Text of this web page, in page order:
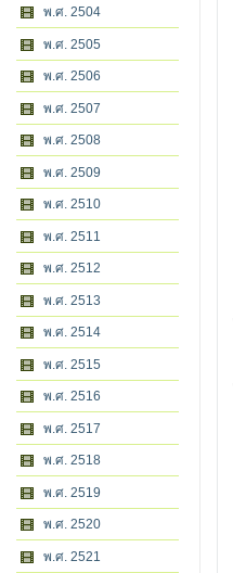
พ.ศ. 2504
พ.ศ. 2505
พ.ศ. 2506
พ.ศ. 2507
พ.ศ. 2508
พ.ศ. 2509
พ.ศ. 2510
พ.ศ. 2511
พ.ศ. 2512
พ.ศ. 2513
พ.ศ. 2514
พ.ศ. 2515
พ.ศ. 2516
พ.ศ. 2517
พ.ศ. 2518
พ.ศ. 2519
พ.ศ. 2520
พ.ศ. 2521